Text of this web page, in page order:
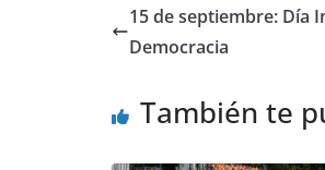
15 de septiembre: Día
Democracia
También te